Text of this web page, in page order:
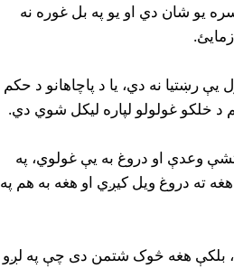
یو شان دي او یو په بل غوره نه
رښتیا نه دي، یا د پاچاهانو د حکم
د خلکو غولولو لپاره لیکل شوي دي.
وعدې او دروغ به یې غولوي، په
ته دروغ ویل کیږي او هغه به هم په
بلکې هغه څوک شتمن دی چې په لږو